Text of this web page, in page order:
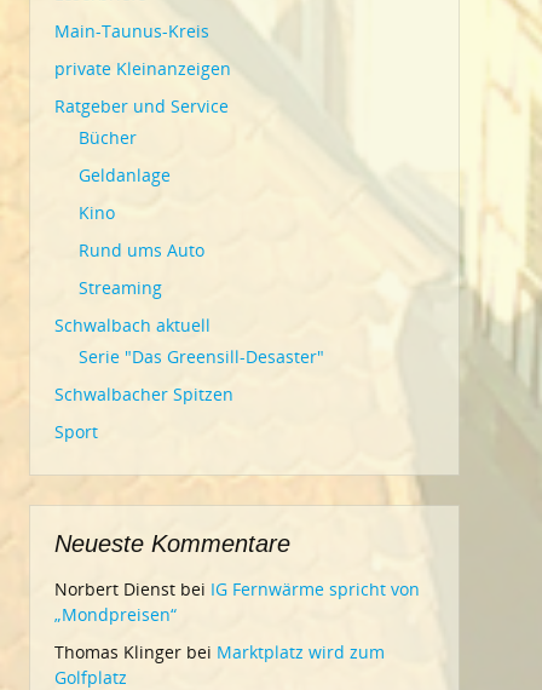
Main-Taunus-Kreis
private Kleinanzeigen
Ratgeber und Service
Bücher
Geldanlage
Kino
Rund ums Auto
Streaming
Schwalbach aktuell
Serie "Das Greensill-Desaster"
Schwalbacher Spitzen
Sport
Neueste Kommentare
Norbert Dienst bei IG Fernwärme spricht von
„Mondpreisen“
Thomas Klinger bei Marktplatz wird zum
Golfplatz